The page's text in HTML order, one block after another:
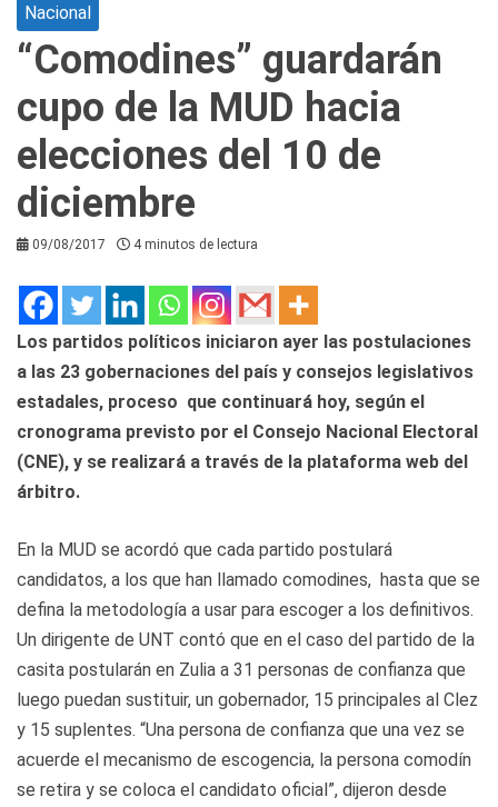
Nacional
“Comodines” guardarán
cupo de la MUD hacia
elecciones del 10 de
diciembre
09/08/2017 4 minutos de lectura
Los partidos políticos iniciaron ayer las postulaciones
a las 23 gobernaciones del país y consejos legislativos
estadales, proceso que continuará hoy, según el
cronograma previsto por el Consejo Nacional Electoral
(CNE), y se realizará a través de la plataforma web del
árbitro.
En la MUD se acordó que cada partido postulará
candidatos, a los que han llamado comodines, hasta que se
defina la metodología a usar para escoger a los definitivos.
Un dirigente de UNT contó que en el caso del partido de la
casita postularán en Zulia a 31 personas de confianza que
luego puedan sustituir, un gobernador, 15 principales al Clez
y 15 suplentes. “Una persona de confianza que una vez se
acuerde el mecanismo de escogencia, la persona comodín
se retira y se coloca el candidato oficial”, dijeron desde